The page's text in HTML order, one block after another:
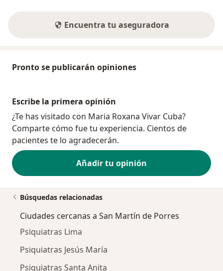
Encuentra tu aseguradora
Pronto se publicarán opiniones
Escribe la primera opinión
¿Te has visitado con Maria Roxana Vivar Cuba?
Comparte cómo fue tu experiencia. Cientos de
pacientes te lo agradecerán.
Añadir tu opinión
Búsquedas relacionadas
Ciudades cercanas a San Martín de Porres
Psiquiatras Lima
Psiquiatras Jesús María
Psiquiatras Santa Anita